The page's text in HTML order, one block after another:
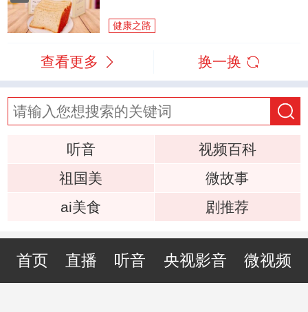
健康之路
查看更多 换一换
听音
视频百科
祖国美
微故事
ai美食
剧推荐
首页 直播 听音 央视影音 微视频